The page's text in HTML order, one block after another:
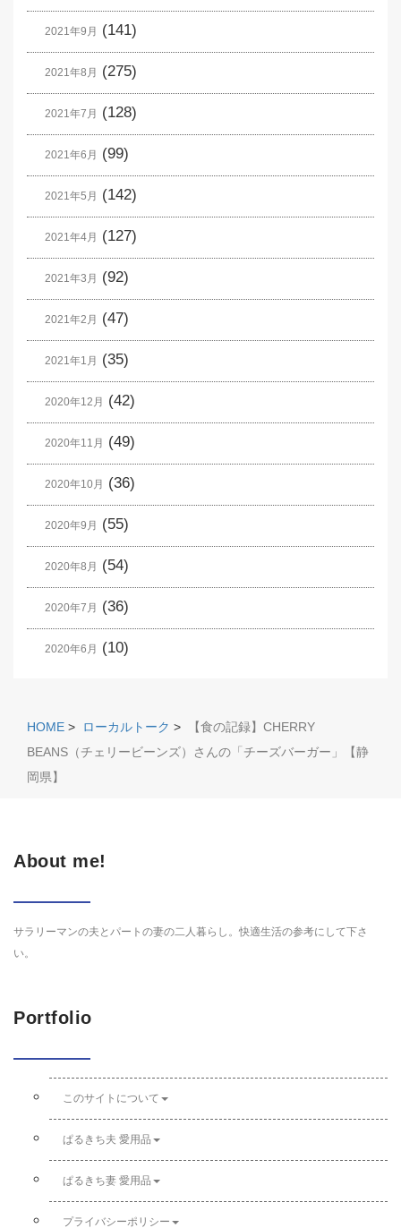
2021年9月 (141)
2021年8月 (275)
2021年7月 (128)
2021年6月 (99)
2021年5月 (142)
2021年4月 (127)
2021年3月 (92)
2021年2月 (47)
2021年1月 (35)
2020年12月 (42)
2020年11月 (49)
2020年10月 (36)
2020年9月 (55)
2020年8月 (54)
2020年7月 (36)
2020年6月 (10)
HOME > ローカルトーク >
【食の記録】CHERRY
BEANS（チェリービーンズ）さんの「チーズバーガー」【静
岡県】
About me!
サラリーマンの夫とパートの妻の二人暮らし。快適生活の参考にして下さ
い。
Portfolio
このサイトについて
ぱるきち夫 愛用品
ぱるきち妻 愛用品
プライバシーポリシー